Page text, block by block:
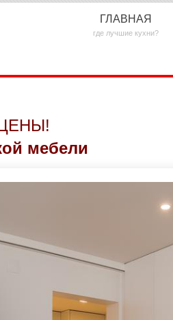
ГЛАВНАЯ
где лучшие кухни?
мебели